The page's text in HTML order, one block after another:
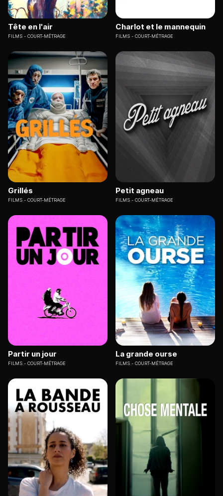
Tête en l'air
FILMS COURT-MÉTRAGE
Charlot et le mannequin
FILMS COURT-MÉTRAGE
Grillés
FILMS COURT-MÉTRAGE
Petit agneau
FILMS COURT-MÉTRAGE
Partir un jour
FILMS COURT-MÉTRAGE
La grande ourse
FILMS COURT-MÉTRAGE